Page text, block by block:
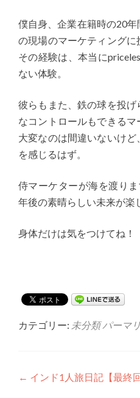
僕自身、企業在籍時の20
の現場のマーケティングに
その経験は、本当に
ない体験。
彼らもまた、鉄の球を投
なコントロールもできる
大変なのは間違いないけ
を感じるはず。
侍マーケターが海を渡り
年後の素晴らしい未来が楽
身体だけは気をつけてね！
カテゴリー: 未分類 パーマ
投
← インド1人旅日記【最終回